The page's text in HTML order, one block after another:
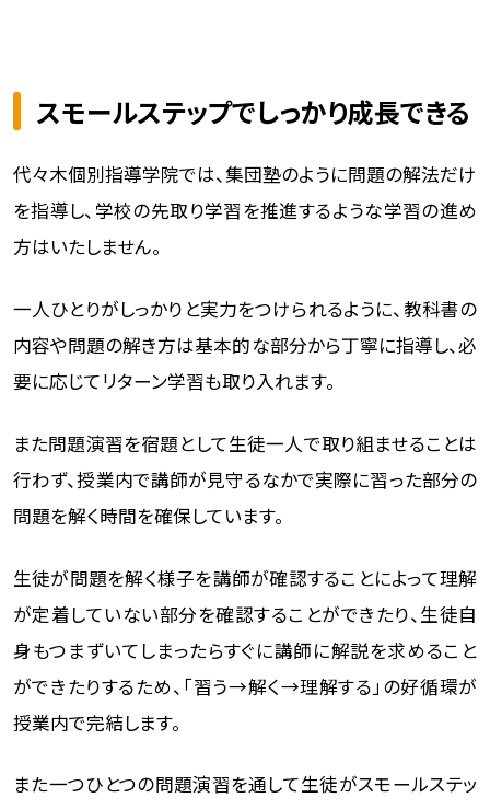
スモールステップでしっかり成長できる
代々木個別指導学院では、集団塾のように問題の解法だけ
を指導し、学校の先取り学習を推進するような学習の進め
方はいたしません。
一人ひとりがしっかりと実力をつけられるように、教科書の
内容や問題の解き方は基本的な部分から丁寧に指導し、必
要に応じてリターン学習も取り入れます。
また問題演習を宿題として生徒一人で取り組ませることは
行わず、授業内で講師が見守るなかで実際に習った部分の
問題を解く時間を確保しています。
生徒が問題を解く様子を講師が確認することによって理解
が定着していない部分を確認することができたり、生徒自
身もつまずいてしまったらすぐに講師に解説を求めること
ができたりするため、「習う→解く→理解する」の好循環が
授業内で完結します。
また一つひとつの問題演習を通して生徒がスモールステッ